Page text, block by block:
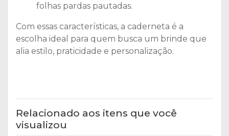
folhas pardas pautadas.
Com essas características, a caderneta é a
escolha ideal para quem busca um brinde que
alia estilo, praticidade e personalização.
Relacionado aos itens que você
visualizou